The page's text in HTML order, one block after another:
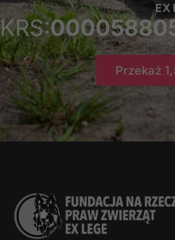
EX
KRS:
Przekaż